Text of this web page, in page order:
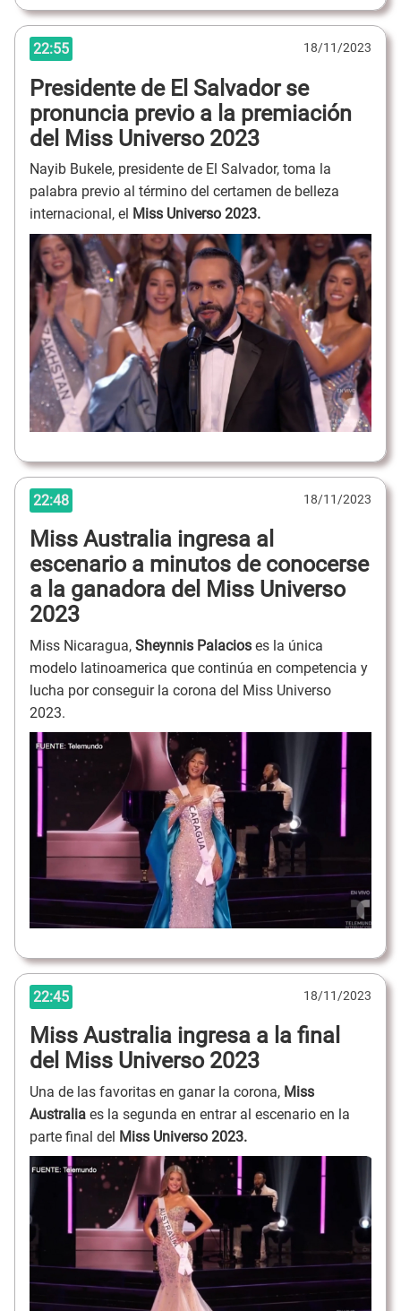
22:55 18/11/2023
Presidente de El Salvador se
pronuncia previo a la premiación
del Miss Universo 2023
Nayib Bukele, presidente de El Salvador, toma la
palabra previo al término del certamen de belleza
internacional, el Miss Universo 2023.
22:48 18/11/2023
Miss Australia ingresa al
escenario a minutos de conocerse
a la ganadora del Miss Universo
2023
Miss Nicaragua, Sheynnis Palacios es la única
modelo latinoamerica que continúa en competencia y
lucha por conseguir la corona del Miss Universo
2023.
22:45 18/11/2023
Miss Australia ingresa a la final
del Miss Universo 2023
Una de las favoritas en ganar la corona, Miss
Australia es la segunda en entrar al escenario en la
parte final del Miss Universo 2023.